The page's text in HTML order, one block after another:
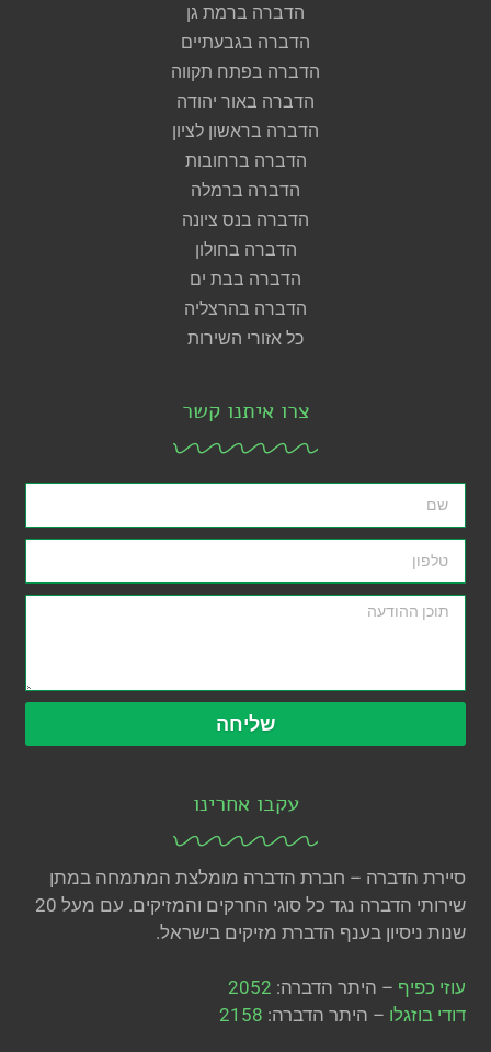
הדברה ברמת גן
הדברה בגבעתיים
הדברה בפתח תקווה
הדברה באור יהודה
הדברה בראשון לציון
הדברה ברחובות
הדברה ברמלה
הדברה בנס ציונה
הדברה בחולון
הדברה בבת ים
הדברה בהרצליה
כל אזורי השירות
צרו איתנו קשר
שליחה
עקבו אחרינו
סיירת הדברה – חברת הדברה מומלצת המתמחה במתן
שירותי הדברה נגד כל סוגי החרקים והמזיקים. עם מעל 20
שנות ניסיון בענף הדברת מזיקים בישראל.
עוזי כפיף – היתר הדברה: 2052
דודי בוזגלו – היתר הדברה: 2158